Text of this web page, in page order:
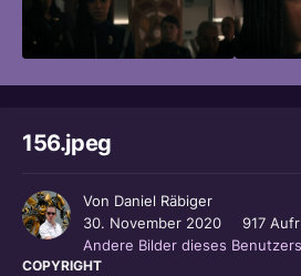
156.jpeg
Von Daniel Räbiger
30. November 2020
917
Andere Bilder dieses
COPYRIGHT